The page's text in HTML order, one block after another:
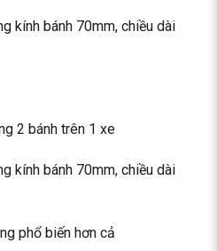
kính bánh 70mm, chiều dài
2 bánh trên 1 xe
kính bánh 70mm, chiều dài
phổ biến hơn cả